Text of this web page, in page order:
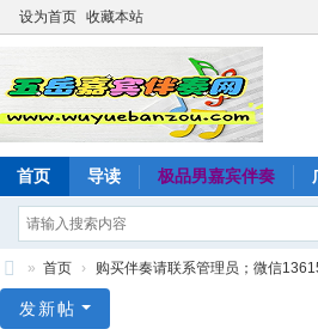
设为首页 收藏本站
首页 导读 极品男嘉宾伴奏
» 首页 › 购买伴奏请联系管理员；微信
发新帖